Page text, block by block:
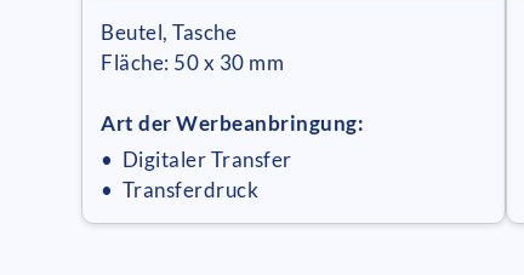
Beutel, Tasche
Fläche: 50 x 30 mm
Art der Werbeanbringung:
• Digitaler Transfer
• Transferdruck